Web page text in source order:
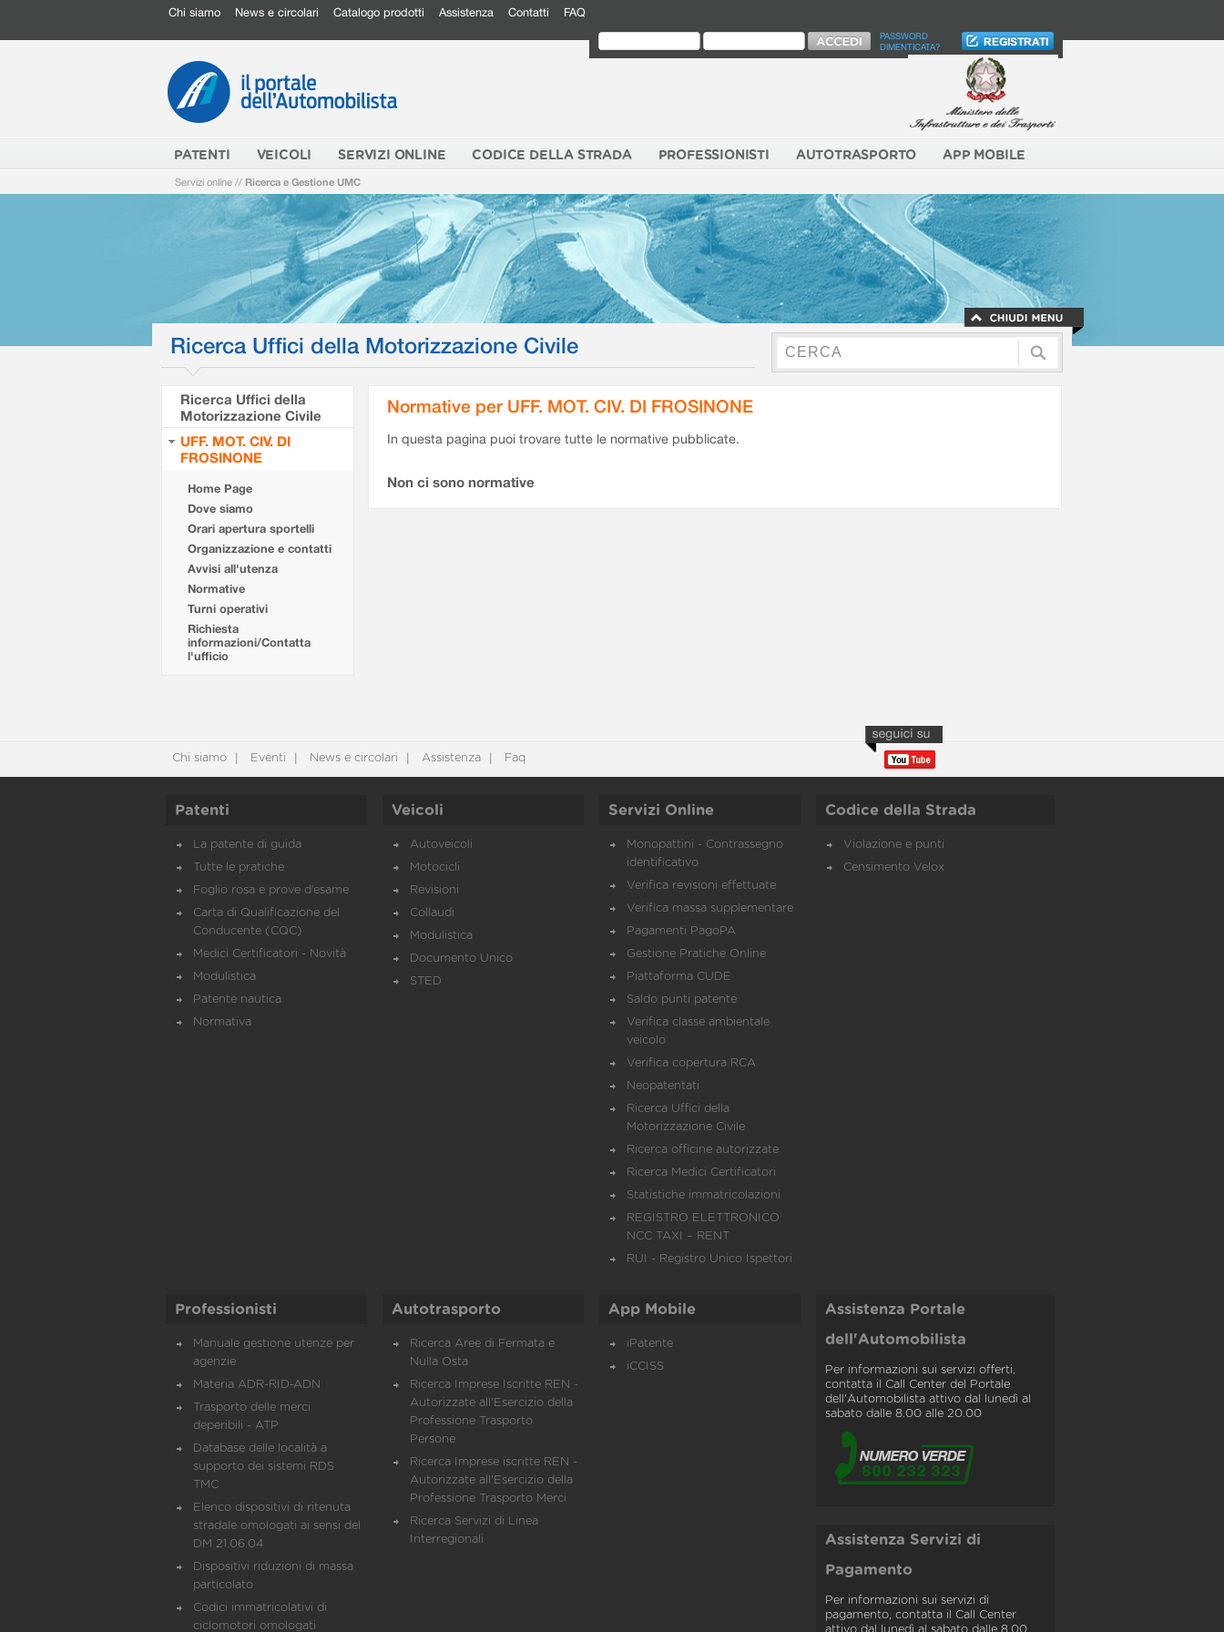
Chi siamo News e circolari Catalogo prodotti Assistenza Contatti FAQ
PASSWORD
DIMENTICATA?
PATENTI VEICOLI SERVIZI ONLINE CODICE DELLA STRADA PROFESSIONISTI AUTOTRASPORTO APP MOBILE
Servizi online // Ricerca e Gestione UMC
Ricerca Uffici della Motorizzazione Civile
Ricerca Uffici della
Motorizzazione Civile
UFF. MOT. CIV. DI
FROSINONE
Home Page
Dove siamo
Orari apertura sportelli
Organizzazione e contatti
Avvisi all'utenza
Normative
Turni operativi
Richiesta
informazioni/Contatta
l'ufficio
Normative per UFF. MOT. CIV. DI FROSINONE
In questa pagina puoi trovare tutte le normative pubblicate.
Non ci sono normative
Chi siamo Eventi News e circolari Assistenza Faq
Patenti
La patente di guida
Tutte le pratiche
Foglio rosa e prove d’esame
Carta di Qualificazione del
Conducente (CQC)
Medici Certificatori - Novità
Modulistica
Patente nautica
Normativa
Veicoli
Autoveicoli
Motocicli
Revisioni
Collaudi
Modulistica
Documento Unico
STED
Servizi Online
Monopattini - Contrassegno
identificativo
Verifica revisioni effettuate
Verifica massa supplementare
Pagamenti PagoPA
Gestione Pratiche Online
Piattaforma CUDE
Saldo punti patente
Verifica classe ambientale
veicolo
Verifica copertura RCA
Neopatentati
Ricerca Uffici della
Motorizzazione Civile
Ricerca officine autorizzate
Ricerca Medici Certificatori
Statistiche immatricolazioni
REGISTRO ELETTRONICO
NCC TAXI – RENT
RUI - Registro Unico Ispettori
Codice della Strada
Violazione e punti
Censimento Velox
Professionisti
Manuale gestione utenze per
agenzie
Materia ADR-RID-ADN
Trasporto delle merci
deperibili - ATP
Database delle località a
supporto dei sistemi RDS
TMC
Elenco dispositivi di ritenuta
stradale omologati ai sensi del
DM 21.06.04
Dispositivi riduzioni di massa
particolato
Codici immatricolativi di
ciclomotori omologati
Autotrasporto
Ricerca Aree di Fermata e
Nulla Osta
Ricerca Imprese Iscritte REN -
Autorizzate all'Esercizio della
Professione Trasporto
Persone
Ricerca Imprese iscritte REN -
Autorizzate all'Esercizio della
Professione Trasporto Merci
Ricerca Servizi di Linea
Interregionali
App Mobile
iPatente
iCCISS
Assistenza Portale
dell'Automobilista
Per informazioni sui servizi offerti,
contatta il Call Center del Portale
dell'Automobilista attivo dal lunedì al
sabato dalle 8.00 alle 20.00
Assistenza Servizi di
Pagamento
Per informazioni sui servizi di
pagamento, contatta il Call Center